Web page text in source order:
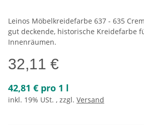
Leinos Möbelkreidefarbe 637 - 635
gut deckende, historische Kreidefarbe
Innenräumen.
32,11 €
42,81 € pro 1 l
inkl. 19% USt. , zzgl. Versand